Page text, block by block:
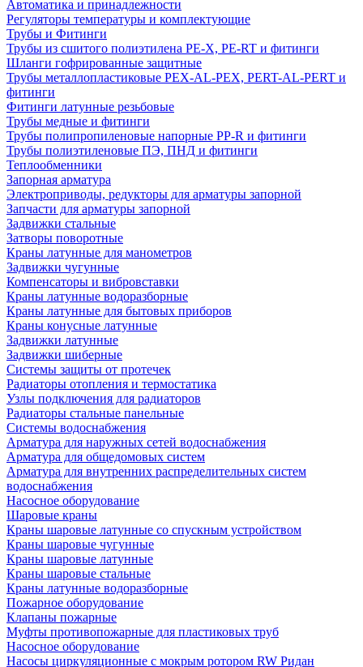
Автоматика и принадлежности
Регуляторы температуры и комплектующие
Трубы и Фитинги
Трубы из сшитого полиэтилена PE-X, PE-RT и фитинги
Шланги гофрированные защитные
Трубы металлопластиковые PEX-AL-PEX, PERT-AL-PERT и
фитинги
Фитинги латунные резьбовые
Трубы медные и фитинги
Трубы полипропиленовые напорные PP-R и фитинги
Трубы полиэтиленовые ПЭ, ПНД и фитинги
Теплообменники
Запорная арматура
Электроприводы, редукторы для арматуры запорной
Запчасти для арматуры запорной
Задвижки стальные
Затворы поворотные
Краны латунные для манометров
Задвижки чугунные
Компенсаторы и вибровставки
Краны латунные водоразборные
Краны латунные для бытовых приборов
Краны конусные латунные
Задвижки латунные
Задвижки шиберные
Системы защиты от протечек
Радиаторы отопления и термостатика
Узлы подключения для радиаторов
Радиаторы стальные панельные
Системы водоснабжения
Арматура для наружных сетей водоснабжения
Арматура для общедомовых систем
Арматура для внутренних распределительных систем
водоснабжения
Насосное оборудование
Шаровые краны
Краны шаровые латунные со спускным устройством
Краны шаровые чугунные
Краны шаровые латунные
Краны шаровые стальные
Краны латунные водоразборные
Пожарное оборудование
Клапаны пожарные
Муфты противопожарные для пластиковых труб
Насосное оборудование
Насосы циркуляционные с мокрым ротором RW Ридан